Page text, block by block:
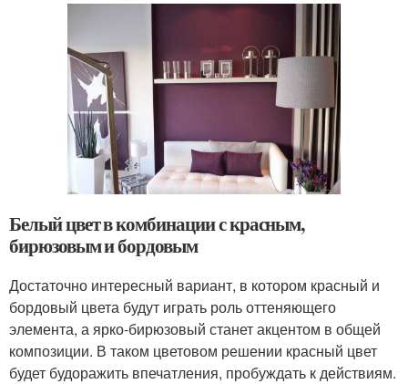
Белый цвет в комбинации с красным,
бирюзовым и бордовым
Достаточно интересный вариант, в котором красный и
бордовый цвета будут играть роль оттеняющего
элемента, а ярко-бирюзовый станет акцентом в общей
композиции. В таком цветовом решении красный цвет
будет будоражить впечатления, пробуждать к действиям.